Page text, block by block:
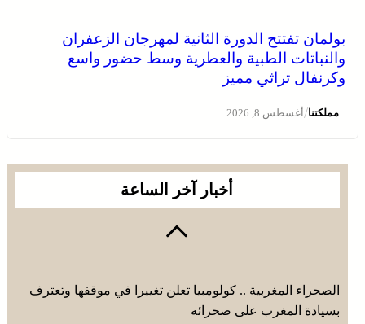
بولمان تفتتح الدورة الثانية لمهرجان الزعفران
والنباتات الطبية والعطرية وسط حضور واسع
وكرنفال تراثي مميز
مملكتنا/أغسطس 8, 2026
أخبار آخر الساعة
الصحراء المغربية .. كولومبيا تعلن تغييرا في موقفها وتعترف
بسيادة المغرب على صحرائه